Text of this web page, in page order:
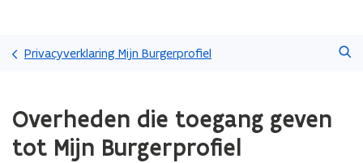
en
naar
gaan
Privacyverklaring Mijn Burgerprofiel
met
laden.Overheden die toegang geven
tot Mijn Burgerprofiel